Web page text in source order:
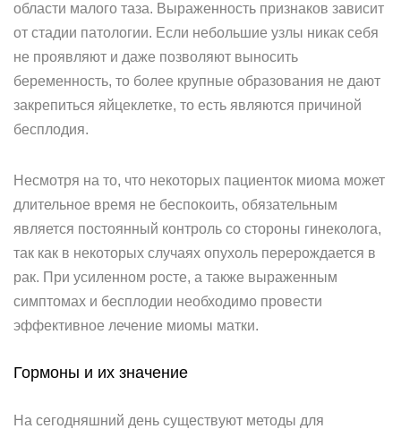
области малого таза. Выраженность признаков зависит
от стадии патологии. Если небольшие узлы никак себя
не проявляют и даже позволяют выносить
беременность, то более крупные образования не дают
закрепиться яйцеклетке, то есть являются причиной
бесплодия.
Несмотря на то, что некоторых пациенток миома может
длительное время не беспокоить, обязательным
является постоянный контроль со стороны гинеколога,
так как в некоторых случаях опухоль перерождается в
рак. При усиленном росте, а также выраженным
симптомах и бесплодии необходимо провести
эффективное лечение миомы матки.
Гормоны и их значение
На сегодняшний день существуют методы для